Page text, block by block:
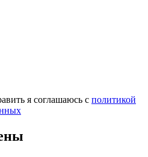
я соглашаюсь с политикой